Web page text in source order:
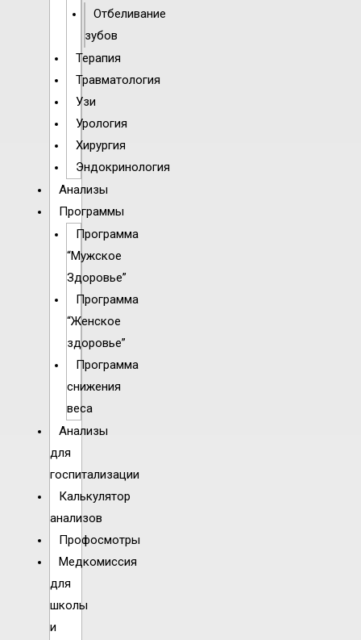
Отбеливание
зубов
Терапия
Травматология
Узи
Урология
Хирургия
Эндокринология
Анализы
Программы
Программа
“Мужское
Здоровье”
Программа
“Женское
здоровье”
Программа
снижения
веса
Анализы
для
госпитализации
Калькулятор
анализов
Профосмотры
Медкомиссия
для
школы
и